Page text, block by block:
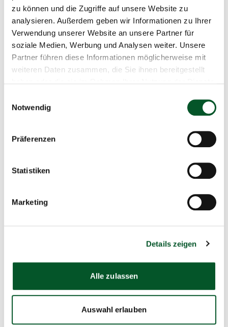
zu können und die Zugriffe auf unsere Website zu
analysieren. Außerdem geben wir Informationen zu Ihrer
Verwendung unserer Website an unsere Partner für
soziale Medien, Werbung und Analysen weiter. Unsere
Partner führen diese Informationen möglicherweise mit
weiteren Daten zusammen, die Sie ihnen bereitgestellt
Notwendig
Präferenzen
Statistiken
Marketing
Details zeigen
Alle zulassen
Auswahl erlauben
Kartenansicht der KlimaWildnis-Fläche
Diese Inhalte können nicht angezeigt werden, da die
um die Cookies zu akzeptieren und den Inhalt
Die geförderten 167 Hektar Wald bestehen hauptsächlich
aus Laubmischwald und umfassen mehrere gesetzlich
ist der Bergahorn die häufigste Baumart auf der Fläche.
Die Buche ist mit 22 Prozent und die Eiche mit 18 Prozent
vertreten, was bereits im derzeitigen Zustand eine
widerspiegelt.